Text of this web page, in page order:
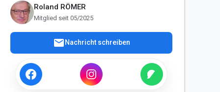
Roland RÖMER
Mitglied seit 05/2025
mail Nachricht schreiben